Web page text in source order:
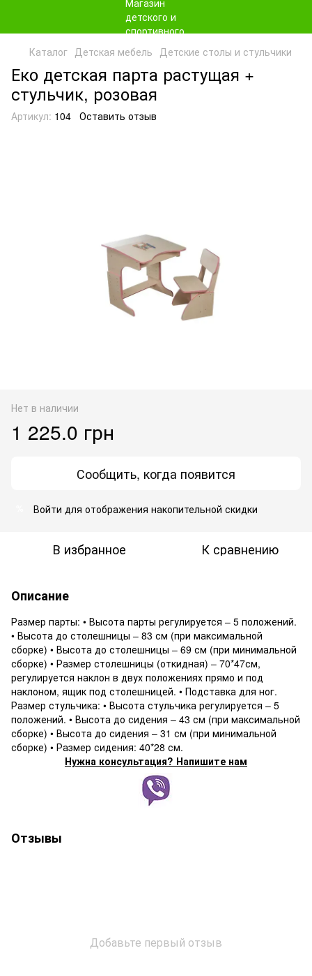
Каталог Детская мебель Детские столы и стульчики
Еко детская парта растущая +
стульчик, розовая
Артикул: 104 Оставить отзыв
Нет в наличии
1 225.0 грн
Сообщить, когда появится
Войти для отображения накопительной скидки
В избранное К сравнению
Описание
Размер парты: • Высота парты регулируется – 5 положений.
• Высота до столешницы – 83 см (при максимальной
сборке) • Высота до столешницы – 69 см (при минимальной
сборке) • Размер столешницы (откидная) – 70*47см,
регулируется наклон в двух положениях прямо и под
наклоном, ящик под столешницей. • Подставка для ног.
Размер стульчика: • Высота стульчика регулируется – 5
положений. • Высота до сидения – 43 см (при максимальной
сборке) • Высота до сидения – 31 см (при минимальной
сборке) • Размер сидения: 40*28 см.
Нужна консультация? Напишите нам
Отзывы
Добавьте первый отзыв